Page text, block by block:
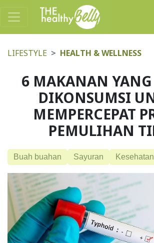
LIFESTYLE HEALTH & WELLNESS
6 MAKANAN YANG
DIKONSUMSI
MEMPERCEPAT
PEMULIHAN
Buah buahan Sayuran